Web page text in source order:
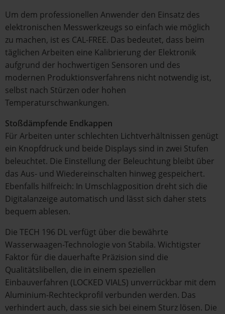
Um dem professionellen Anwender den Einsatz des
elektronischen Messwerkzeugs so einfach wie möglich
zu machen, ist es CAL-FREE. Das bedeutet, dass beim
täglichen Arbeiten eine Kalibrierung der Elektronik
aufgrund der hochwertigen Sensoren und des
modernen Produktionsverfahrens nicht notwendig ist,
selbst nach Stürzen oder hohen
Temperaturschwankungen.
Stoßdämpfende Endkappen
Für Arbeiten unter schlechten Lichtverhältnissen genügt
ein Knopfdruck und beide Displays sind in zwei Stufen
beleuchtet. Die Einstellung der Beleuchtung bleibt über
das Aus- und Wiedereinschalten hinweg gespeichert.
Ebenfalls hilfreich: In Umschlagposition dreht sich die
Digitalanzeige automatisch und lässt sich daher stets
bequem ablesen.
Die TECH 196 DL verfügt über die bewährte
Wasserwaagen-Technologie von Stabila. Wichtigster
Faktor für die dauerhafte Präzision sind die
Qualitätslibellen, die in einem speziellen
Einbauverfahren (LOCKED VIALS) unverrückbar mit dem
Aluminium-Rechteckprofil verbunden werden. Das
verhindert auch, dass sie sich bei einem Sturz lösen. Die